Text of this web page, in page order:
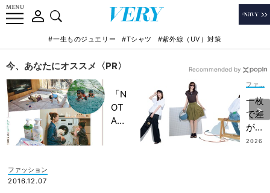
#一生ものジュエリー #Tシャツ #紫外線（UV）対策
今、あなたにオススメ〈PR〉
「N
OT
A
一枚
で差
がつ
く
2026
Recommended by
ファッション
2016.12.07